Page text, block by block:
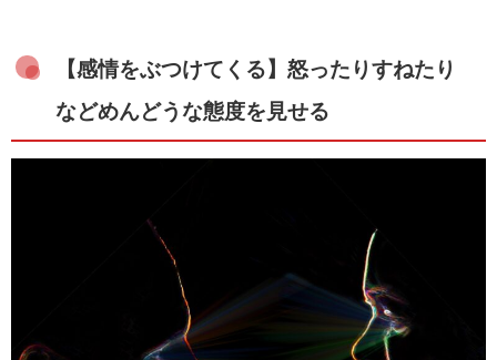
【感情をぶつけてくる】怒ったりすねたり
などめんどうな態度を見せる